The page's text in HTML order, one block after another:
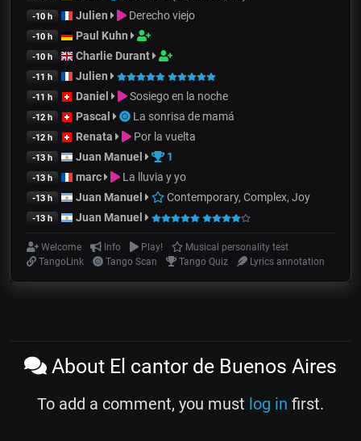
-10 h Julien Derecho viejo
-10 h Paul Kuhn
-10 h Charlie Durant
-11 h Julien
-11 h Daniel Sosiego en la noche
-12 h Pascal La sonrisa de mamá
-12 h Renata Por la vuelta
-13 h Juan Manuel 1
-13 h marc La lluvia y yo
-13 h Juan Manuel Contemporary, Complex, Joy
-13 h Juan Manuel
Welcome Info Play!
Musical personality test
TangoLink
Tango Scan Tango Quiz Lyrics annotation
About El cantor de Buenos Aires
To add a comment, you must log in first.